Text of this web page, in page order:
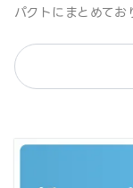
パクトにまとめてお